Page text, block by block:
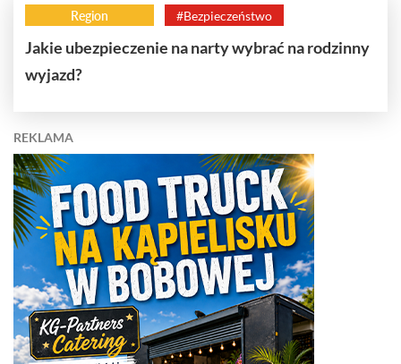
Region #Bezpieczeństwo
Jakie ubezpieczenie na narty wybrać na rodzinny
wyjazd?
REKLAMA